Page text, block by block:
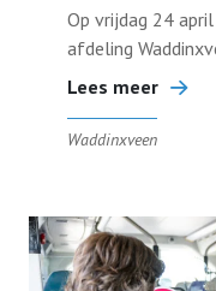
Op vrijdag 24
afdeling
Lees meer
Waddinxveen